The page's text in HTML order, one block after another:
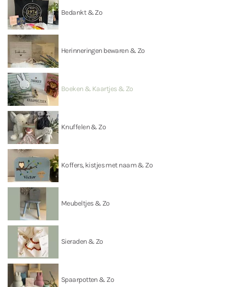
Bedankt & Zo
Herinneringen bewaren & Zo
Boeken & Kaartjes & Zo
Knuffelen & Zo
Koffers, kistjes met naam & Zo
Meubeltjes & Zo
Sieraden & Zo
Spaarpotten & Zo